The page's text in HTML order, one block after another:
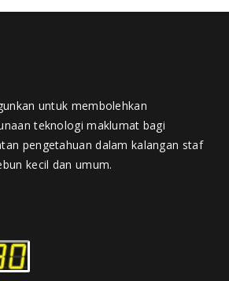
untuk membolehkan
teknologi maklumat bagi
pengetahuan dalam kalangan staf
kecil dan umum.